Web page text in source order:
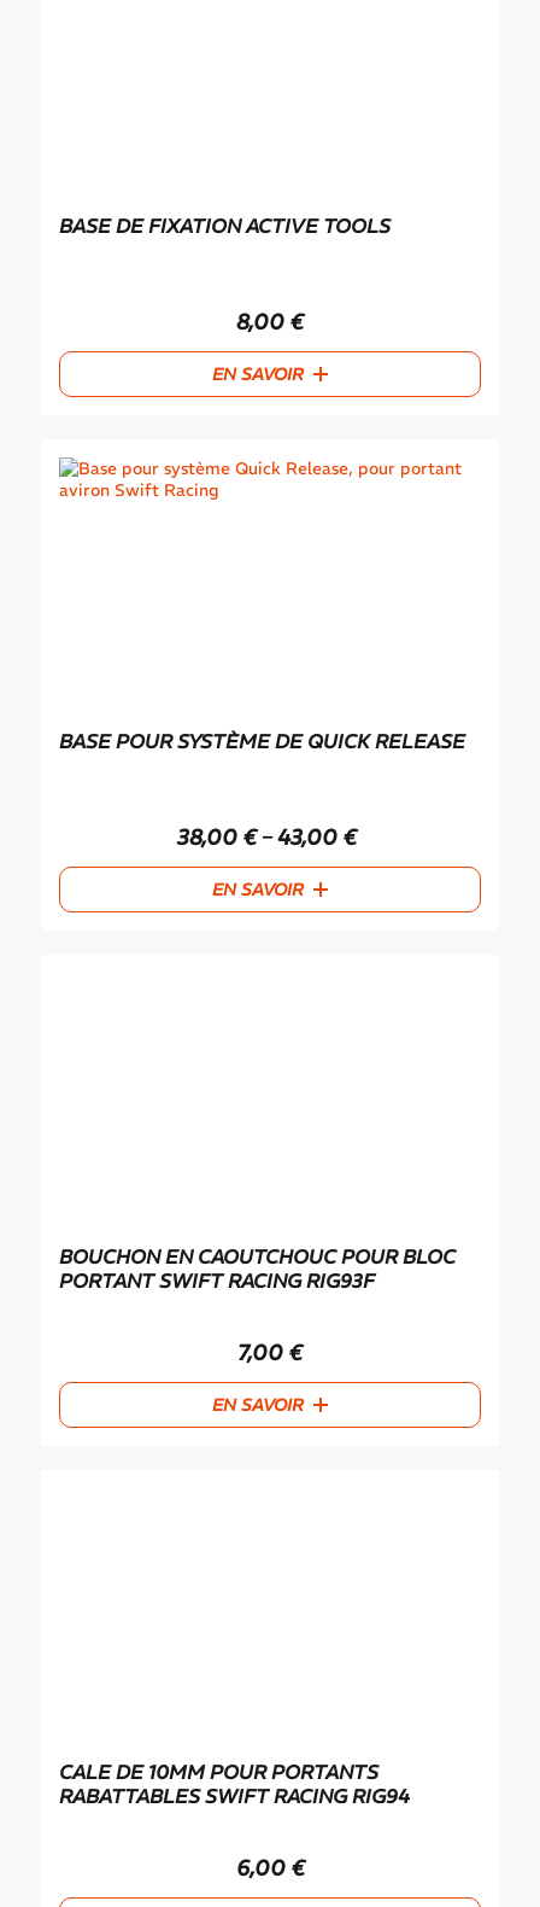
EN SAVOIR
BASE DE FIXATION ACTIVE TOOLS
8,00 €
EN SAVOIR
BASE POUR SYSTÈME DE QUICK RELEASE
38,00 € – 43,00 €
EN SAVOIR
BOUCHON EN CAOUTCHOUC POUR BLOC
PORTANT SWIFT RACING RIG93F
7,00 €
CALE DE 10MM POUR PORTANTS
RABATTABLES SWIFT RACING RIG94
6,00 €